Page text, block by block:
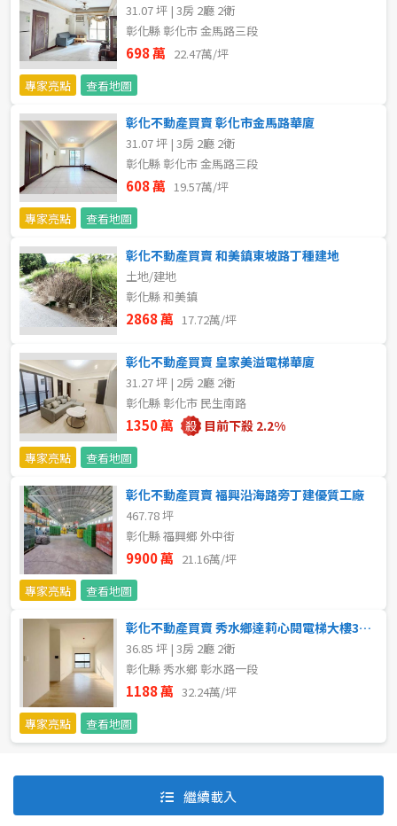
預設排序
價格從高到低
屋齡
不拘
5-10 年
20-30 年
40 年以上
售價
31.07 坪 | 3房 2廳 2衛
彰化縣 彰化市 金馬路三段
698 萬 22.47萬/坪
專家亮點
查看地圖
彰化不動產買賣 彰化市金馬路華廈
31.07 坪 | 3房 2廳 2衛
彰化縣 彰化市 金馬路三段
608 萬 19.57萬/坪
專家亮點
查看地圖
彰化不動產買賣 和美鎮東坡路丁種建地
土地/建地
彰化縣 和美鎮
2868 萬 17.72萬/坪
彰化不動產買賣 皇家美溢電梯華廈
31.27 坪 | 2房 2廳 2衛
彰化縣 彰化市 民生南路
1350 萬 目前下殺 2.2%
專家亮點 查看地圖
彰化不動產買賣 福興沿海路旁丁建優質工廠
467.78 坪
彰化縣 福興鄉 外中街
9900 萬 21.16萬/坪
專家亮點
查看地圖
彰化不動產買賣 秀水鄉達莉心閱電梯大樓3房+平車
36.85 坪 | 3房 2廳 2衛
彰化縣 秀水鄉 彰水路一段
1188 萬 32.24萬/坪
專家亮點
查看地圖
繼續載入